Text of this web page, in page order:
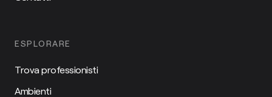
ESPLORARE
Trova professionisti
Ambienti